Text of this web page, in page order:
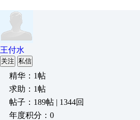
王付水
关注 私信
精华：1帖
求助：1帖
帖子：189帖 | 1344回
年度积分：0